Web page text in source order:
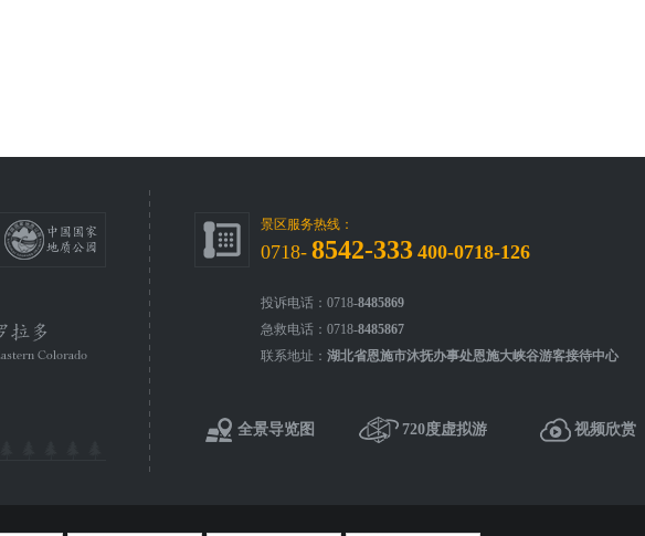
景区服务热线：
0718- 8542-333 400-0718-126
投诉电话：0718-8485869
急救电话：0718-8485867
联系地址： 湖北省恩施市沐抚办事处恩施大峡谷游客接待中心
全景导览图 720度虚拟游 视频欣赏